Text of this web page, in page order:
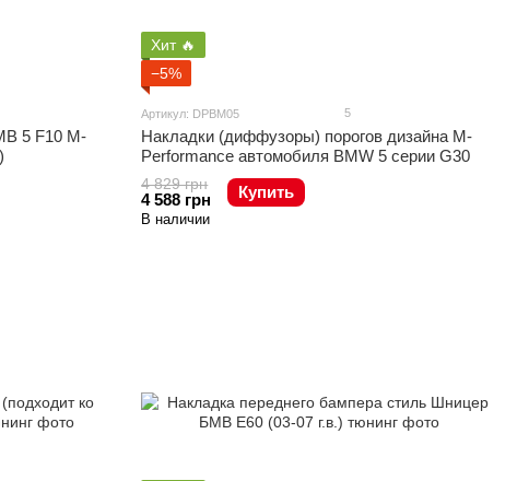
5 F10 M-
Хит 🔥
−5%
Артикул: DPBM05 5
Накладки (диффузоры) порогов дизайна M-
Performance автомобиля BMW 5 серии G30
4 829 грн
4 588 грн Купить
В наличии